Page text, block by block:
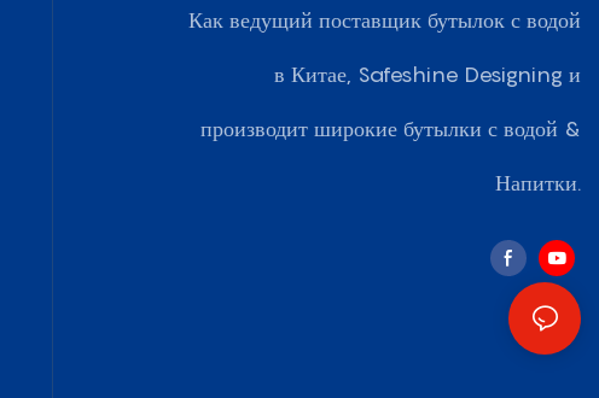
Как ведущий поставщик бутылок с водой
в Китае, Safeshine Designing и
производит широкие бутылки с водой &
Напитки.